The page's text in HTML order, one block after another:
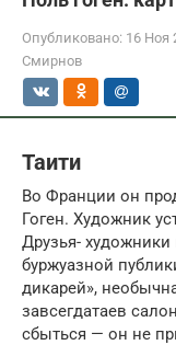
Опубликовано: 16 Ноя
Смирнов
Таити
Во Франции он
Гоген. Художник
Друзья-
буржуазной
дикарей»,
завсегдатаев
сбыться — он не